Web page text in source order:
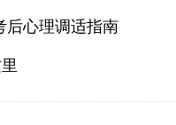
心理调适指南